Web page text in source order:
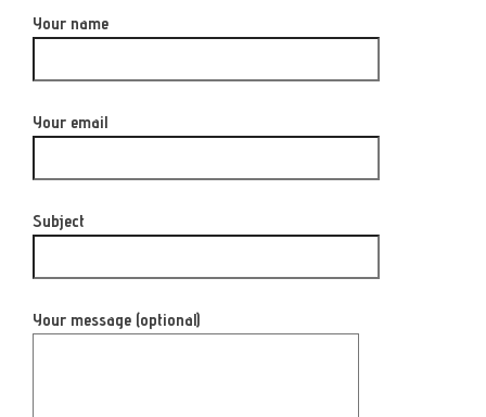
Your name
Your email
Subject
Your message (optional)